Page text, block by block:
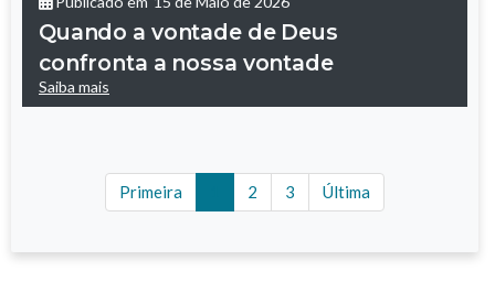
Quando a vontade de Deus
confronta a nossa vontade
Saiba mais
Primeira (current)
2 3 Última